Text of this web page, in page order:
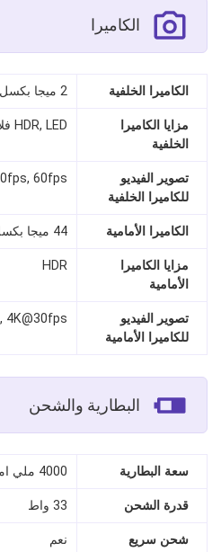
الكاميرا
الكاميرا الخلفية 2 ميجا بكسل, 64, 8
مزايا الكاميرا
الخلفية
HDR, LED فلاش, بانوراما
تصوير الفيديو
للكاميرا الخلفية
60fps
الكاميرا الأمامية 44 ميجا بكسل
مزايا الكاميرا
الأمامية
HDR
تصوير الفيديو
للكاميرا الأمامية
4K@30fps
البطارية والشحن
سعة البطارية 4000 ملي امبير
قدرة الشحن 33 واط
شحن سريع نعم